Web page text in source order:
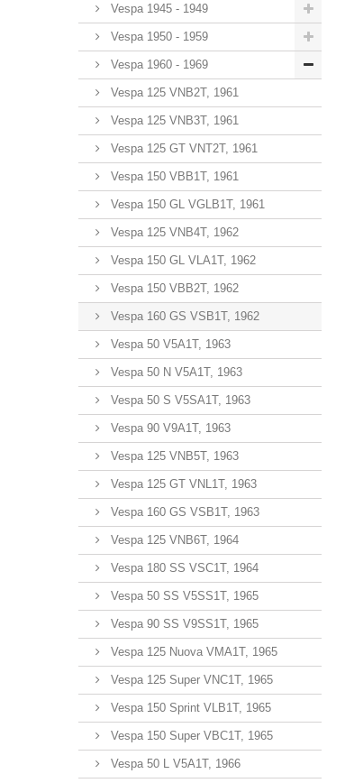
Vespa 1945 - 1949
Vespa 1950 - 1959
Vespa 1960 - 1969
Vespa 125 VNB2T, 1961
Vespa 125 VNB3T, 1961
Vespa 125 GT VNT2T, 1961
Vespa 150 VBB1T, 1961
Vespa 150 GL VGLB1T, 1961
Vespa 125 VNB4T, 1962
Vespa 150 GL VLA1T, 1962
Vespa 150 VBB2T, 1962
Vespa 160 GS VSB1T, 1962
Vespa 50 V5A1T, 1963
Vespa 50 N V5A1T, 1963
Vespa 50 S V5SA1T, 1963
Vespa 90 V9A1T, 1963
Vespa 125 VNB5T, 1963
Vespa 125 GT VNL1T, 1963
Vespa 160 GS VSB1T, 1963
Vespa 125 VNB6T, 1964
Vespa 180 SS VSC1T, 1964
Vespa 50 SS V5SS1T, 1965
Vespa 90 SS V9SS1T, 1965
Vespa 125 Nuova VMA1T, 1965
Vespa 125 Super VNC1T, 1965
Vespa 150 Sprint VLB1T, 1965
Vespa 150 Super VBC1T, 1965
Vespa 50 L V5A1T, 1966